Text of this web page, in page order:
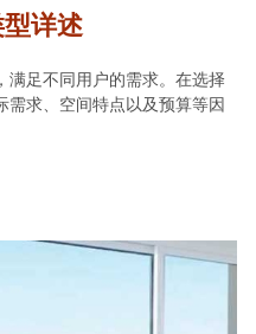
详述
满足不同用户的需求。在选择
需求、空间特点以及预算等因